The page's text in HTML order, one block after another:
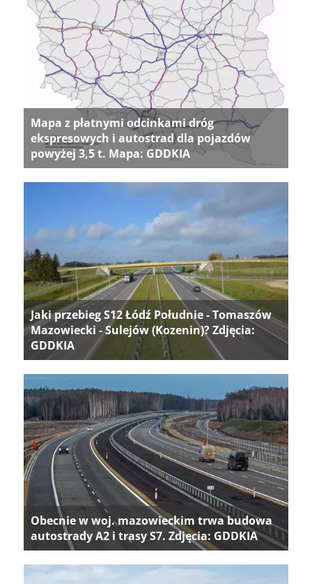
Mapa z płatnymi odcinkami dróg
ekspresowych i autostrad dla pojazdów
powyżej 3,5 t. Mapa: GDDKIA
Jaki przebieg S12 Łódź Południe - Tomaszów
Mazowiecki - Sulejów (Kozenin)? Zdjęcia:
GDDKIA
Obecnie w woj. mazowieckim trwa budowa
autostrady A2 i trasy S7. Zdjęcia: GDDKIA